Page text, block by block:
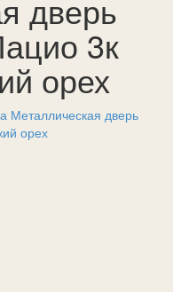
дверь
3к
орех